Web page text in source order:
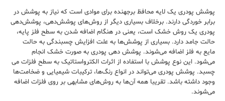
پوشش پودری یک لایه محافظ برجهنده برای موادی است که نیاز به پوشش در
برابر خوردگی دارند. برخلاف بسیاری دیگر از روش‌های پوشش‌دهی، پوشش‌دهی
پودری یک روش خشک است، یعنی در هنگام اضافه شدن به سطح فلز پایه،
حالت جامد دارد. بسیاری از پوشش‌ها به علت افزایش چسبندگی به حالت
مایع به فلز اضافه می‌شوند. پوشش دهی پودری به صورت خشک انجام
می‌شود. این نوع پوشش با استفاده از اثرات الکترواستاتیک به سطح فلزات می
چسبد. پوشش پودری می‌تواند در انواع رنگ‌ها، ترکیبات شیمیایی و ضخامت‌ها
وجود داشته باشد. تقریبا همه آن‌ها به روش‌های مشابهی بر روی فلزات اضافه
می‌شوند.